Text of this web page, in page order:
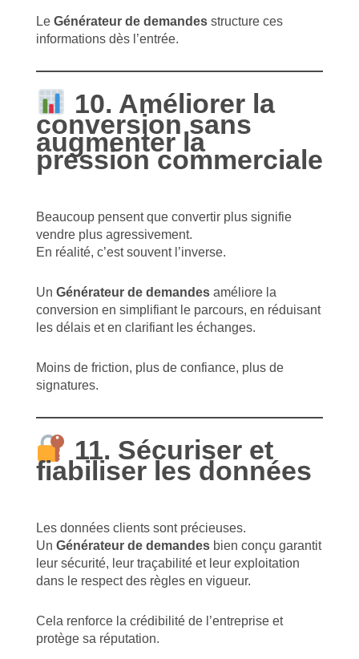
Le Générateur de demandes structure ces
informations dès l’entrée.
10. Améliorer la
conversion sans
augmenter la
pression commerciale
Beaucoup pensent que convertir plus signifie
vendre plus agressivement.
En réalité, c’est souvent l’inverse.
Un Générateur de demandes améliore la
conversion en simplifiant le parcours, en réduisant
les délais et en clarifiant les échanges.
Moins de friction, plus de confiance, plus de
signatures.
11. Sécuriser et
fiabiliser les données
Les données clients sont précieuses.
Un Générateur de demandes bien conçu garantit
leur sécurité, leur traçabilité et leur exploitation
dans le respect des règles en vigueur.
Cela renforce la crédibilité de l’entreprise et
protège sa réputation.